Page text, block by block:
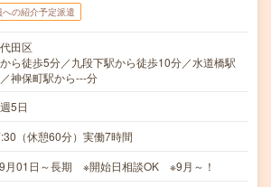
への紹介予定派遣
田区
ら徒歩5分／九段下駅から徒歩10分／水道橋駅
神保町駅から---分
5日
（休憩60分）実働7時間
月01日～長期 ※開始日相談OK ※9月～！